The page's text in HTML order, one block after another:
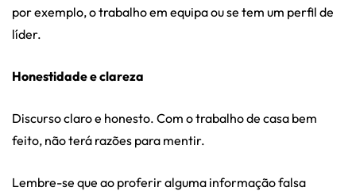
por exemplo, o trabalho em equipa ou se tem um perfil de
líder.
Honestidade e clareza
Discurso claro e honesto. Com o trabalho de casa bem
feito, não terá razões para mentir.
Lembre-se que ao proferir alguma informação falsa